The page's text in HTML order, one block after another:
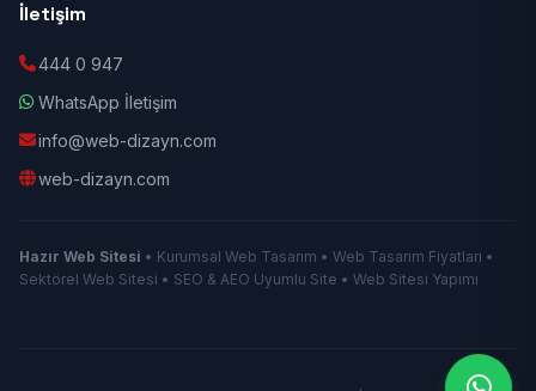
İletişim
444 0 947
WhatsApp İletişim
info@web-dizayn.com
web-dizayn.com
Hazır Web Sitesi • Kurumsal Web Tasarım • Web Tasarım Fiyatları •
Sektörel Web Sitesi • SEO & AEO Uyumlu Site • Web Sitesi Yapımı